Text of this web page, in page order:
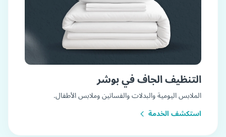
التنظيف الجاف في بوشر
الملابس اليومية والبدلات والفساتين وملابس الأطفال.
استكشف الخدمة